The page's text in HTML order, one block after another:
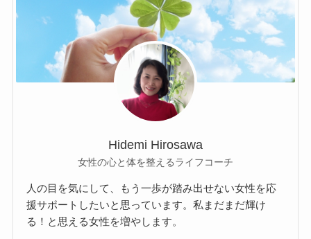
Hidemi Hirosawa
女性の心と体を整えるライフコーチ
人の目を気にして、もう一歩が踏み出せない女性を応
援サポートしたいと思っています。私まだまだ輝け
る！と思える女性を増やします。